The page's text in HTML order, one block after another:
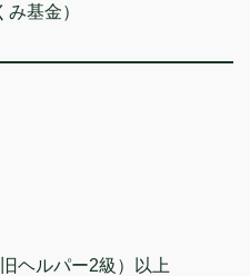
基金）
ヘルパー2級）以上